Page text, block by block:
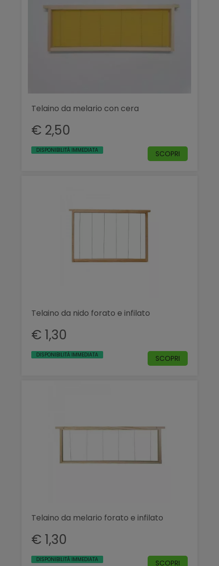
Telaino da melario con cera
€ 2,50
DISPONIBILITÀ IMMEDIATA SCOPRI
Telaino da nido forato e infilato
€ 1,30
DISPONIBILITÀ IMMEDIATA SCOPRI
Telaino da melario forato e infilato
€ 1,30
DISPONIBILITÀ IMMEDIATA SCOPRI